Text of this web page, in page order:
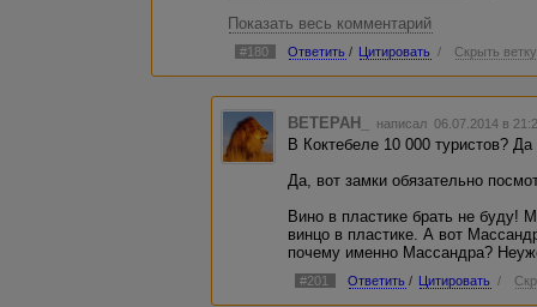
Насчет экскурсий даже не парься - в
найдется стойка местного турагенства
предмет их совмещения - удобнее
устанешь и бежать не нужно будет за
примерно везде одинаковая - от 20 до
Замки посмотри - говорят красиво, ну
к сожалению( Пещеры там еще
вкусное) Марочное, понятно, в бутылках.
Подозреваю, что неплохая тусня
набережной - надо искать получше,
особенно женского пола))
Показать весь комментарий
#180 Ответить / Цитировать / Скрыть ветку
BETEPAH_ написал 06.07.2014 в
В Коктебеле 10 000 туристов?
Да, вот замки обязательно
Вино в пластике брать не буду!
винцо в пластике. А вот
почему именно Массандра?
#201 Ответить / Цитировать /